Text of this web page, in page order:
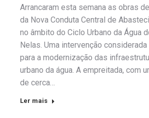
Arrancaram esta semana as obras
da Nova Conduta Central de
no âmbito do Ciclo Urbano da Água
Nelas. Uma intervenção
para a modernização das
urbano da água. A empreitada, com
de cerca…
Ler mais